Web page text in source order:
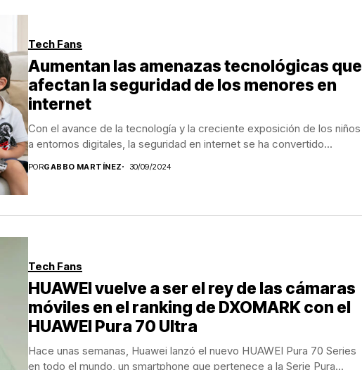
Tech Fans
Aumentan las amenazas tecnológicas que
afectan la seguridad de los menores en
internet
Con el avance de la tecnología y la creciente exposición de los niños
a entornos digitales, la seguridad en internet se ha convertido...
PORGABBO MARTÍNEZ 30/09/2024
Tech Fans
HUAWEI vuelve a ser el rey de las cámaras
móviles en el ranking de DXOMARK con el
HUAWEI Pura 70 Ultra
Hace unas semanas, Huawei lanzó el nuevo HUAWEI Pura 70 Series
en todo el mundo, un smartphone que pertenece a la Serie Pura...